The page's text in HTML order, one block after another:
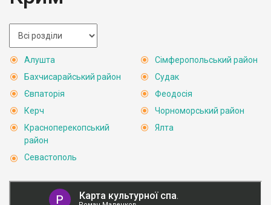
Алушта
Бахчисарайський район
Євпаторія
Керч
Красноперекопський
район
Севастополь
Сімферопольський район
Судак
Феодосія
Чорноморський район
Ялта